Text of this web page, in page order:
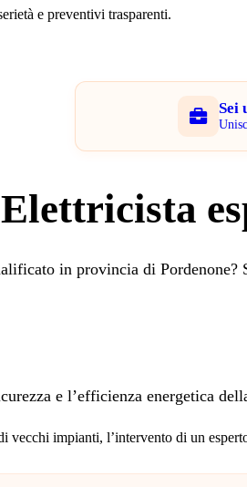
e preventivi trasparenti.
Sei
in provincia di Pordenone?
e l’efficienza energetica
vecchi impianti, l’intervento di un